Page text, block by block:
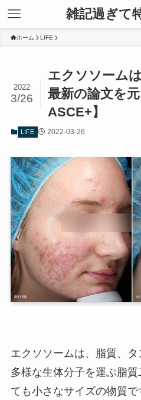
雑記過ぎて
ホーム LIFE
エクソソーム
最新の論文を
ASCE+】
2022
3/26
LIFE 2022-03-26
エクソソームは、脂質、
多様な生体分子を運ぶ脂
ても小さなサイズの物質で